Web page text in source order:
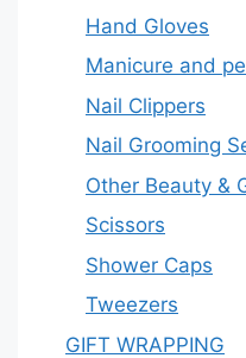
Hand Gloves
Manicure and
Nail Clippers
Nail Grooming
Other Beauty &
Scissors
Shower Caps
Tweezers
GIFT WRAPPING